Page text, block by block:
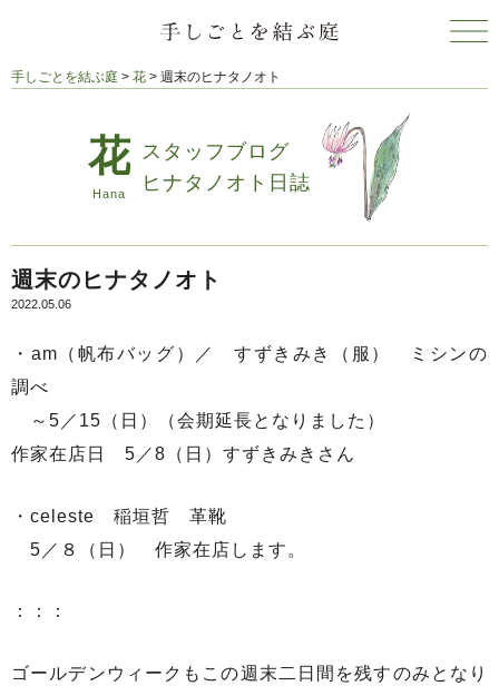
手しごとを結ぶ庭 > 花 > 週末のヒナタノオト
スタッフブログ
ヒナタノオト日誌
週末のヒナタノオト
2022.05.06
・am（帆布バッグ）／ すずきみき（服） ミシンの
調べ
～5／15（日）（会期延長となりました）
作家在店日 5／8（日）すずきみきさん
・celeste 稲垣哲 革靴
5／８（日） 作家在店します。
：：：
ゴールデンウィークもこの週末二日間を残すのみとなり